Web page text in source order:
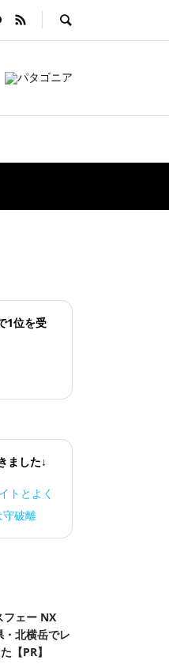
1位を受
ました↓
トとよく
守破離
フェー NX
北横岳でレ
【PR】